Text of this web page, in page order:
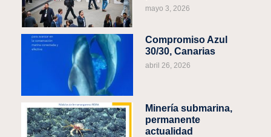
mayo 3, 2026
Compromiso Azul
30/30, Canarias
abril 26, 2026
Minería submarina,
permanente
actualidad